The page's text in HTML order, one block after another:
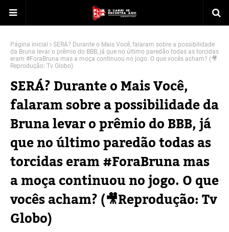
Página inicial
SERÁ? Durante o Mais Você, falaram sobre a possibilidade
da Bruna levar o prêmio do BBB, já que no último paredão todas as torcidas
eram #ForaBruna mas a moça continuou no jogo. O que vocês acham? (🎥
Reprodução: Tv Globo)
SERÁ? Durante o Mais Você,
falaram sobre a possibilidade da
Bruna levar o prêmio do BBB, já
que no último paredão todas as
torcidas eram #ForaBruna mas
a moça continuou no jogo. O que
vocês acham? (🎥Reprodução: Tv
Globo)